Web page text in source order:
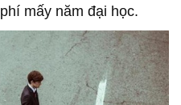
mấy năm đại học.